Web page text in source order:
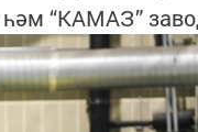
“КАМАЗ”